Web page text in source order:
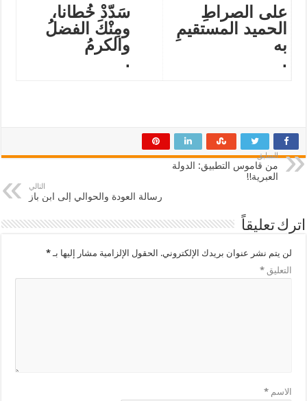
على الصراطِ
الحميد المستقيمِ
به
.
سَدّدْ خُطانا،
ومِنْكَ الفضلُ
والكرمُ
.
السابق
من قاموس التطبيق: الدولة
العبرية!!
التالي
رسالة العودة والحوالي إلى ابن باز
اترك تعليقاً
لن يتم نشر عنوان بريدك الإلكتروني. الحقول الإلزامية مشار إليها بـ*
التعليق*
الاسم*